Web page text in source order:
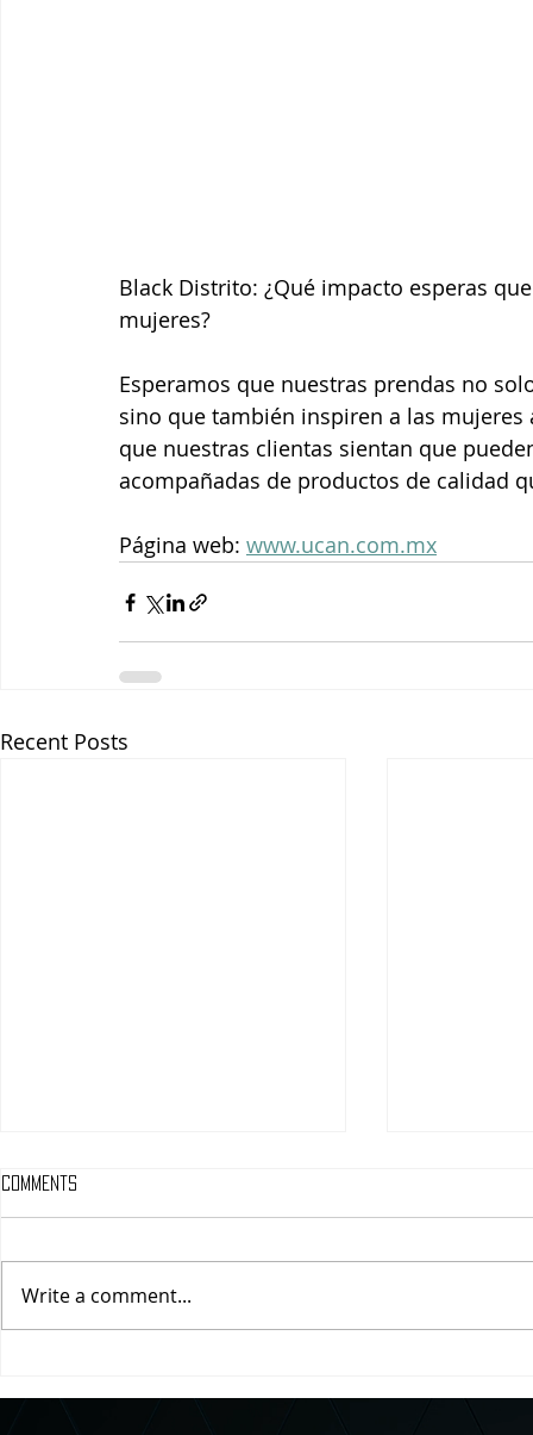
Black Distrito: ¿Qué impacto esperas
mujeres?
Esperamos que nuestras prendas no
sino que también inspiren a las
que nuestras clientas sientan que
acompañadas de productos de calidad
Página web: www.ucan.com.mx
Recent Posts
para celebrar la temporada
NOGADA DE LA
Comments
Write a comment...